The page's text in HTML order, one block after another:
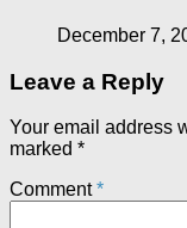
December 7,
Leave a Reply
Your email address
marked *
Comment*